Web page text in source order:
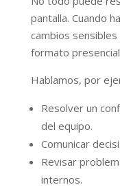
pantalla. Cuando
cambios
formato
Hablamos, por
Resolver un
del equipo.
Comunicar
Revisar
internos.